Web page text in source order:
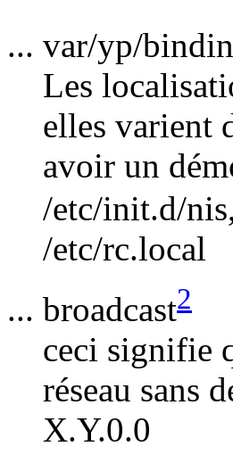
... var/yp/
Les
elles varient
avoir un
/etc/init.d/
/etc/rc.local
... broadcast2
ceci signifie
réseau sans
X.Y.0.0